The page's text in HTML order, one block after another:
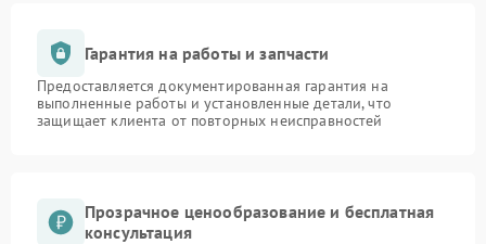
Гарантия на работы и запчасти
Предоставляется документированная гарантия на
выполненные работы и установленные детали, что
защищает клиента от повторных неисправностей
Прозрачное ценообразование и бесплатная
консультация